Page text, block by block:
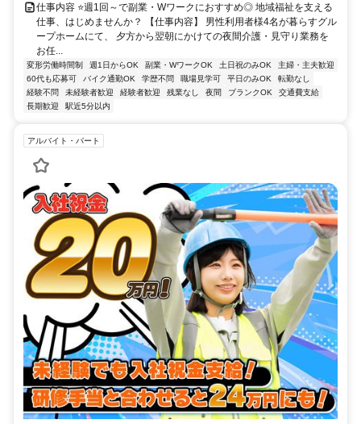
仕事内容 ⭐週1回～で副業・Wワークにおすすめ◎ 地域福祉を支える
仕事、はじめませんか？ 【仕事内容】 男性利用者様4名が暮らすグル
ープホームにて、 夕方から翌朝にかけての夜間介護・見守り業務を
お任...
変形労働時間制 週1日からOK 副業・WワークOK 土日祝のみOK
主婦・主夫歓迎
60代も応募可
バイク通勤OK 学歴不問 職場見学可 平日のみOK
転勤なし
経験不問
未経験者歓迎 経験者歓迎 残業なし 夜間 ブランクOK
交通費支給
長期歓迎
駅近5分以内
アルバイト・パート